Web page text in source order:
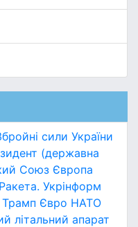
сили України
(державна
Союз Європа
Ракета. Укрінформ
Євро НАТО
літальний апарат